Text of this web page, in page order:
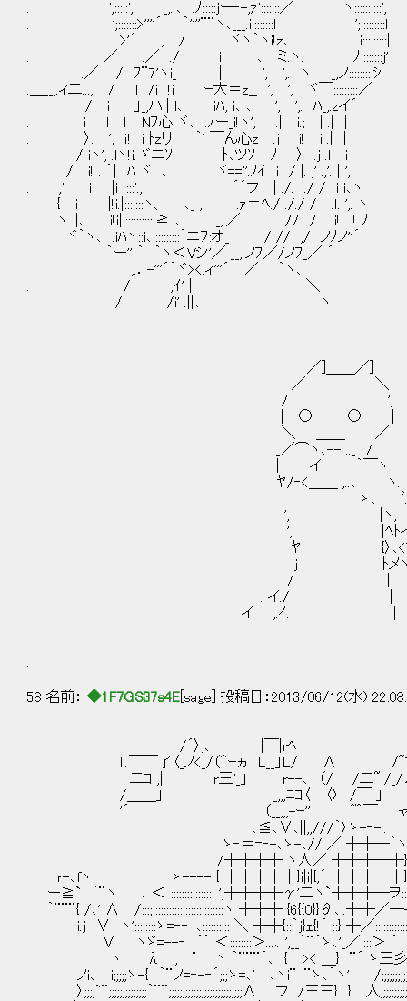
. ',:::::', _,..､ .ﾉ:::::jー‐-,ｧ':::::::／ ヽ::::::::::',
. ';:::::::>''''´ ｀''''¨¨ヽ､___.i::::::::l ';:::::::::l
>'´ , / ヾヽ｀ヽi!z､ i:::::::::|
. ／ .／ ./ ｉ ､ ミ.ヽ. ﾉ::::::::j'
.／ ./ ﾌ¨7'ヽi_ i | ', ',. ヽ _,ノ:::::::::ｼ
.＿__,.ィ二..., / l /i !i ｰ大＝z__ ', ', ヾ￣:::::::::／
/ i 」_,ハ.| l､ iﾊ, i､ ､. ', ',. ﾊ_,.zイ´
. i l ｌ Nﾌ心 ヾ､ .ﾉー_i!ヽ', .| i.; | .| | そ
. 〉. ', ｉ! i ﾄzリi ｀' ￣ん心z .j i! i .| |
/ iヽ', .lヽ!i. ゞニｿ ﾄ､ツｿ ﾉ 〉 .j .l i 私は、今の
/ i! . ｀| ﾊ ヾ ､ ヾ==''.ﾉｲ i / |. ,' .,'. | ',
. ,' i |i ｌ:::'., ´´フ | ./. ./ / i i､ヽ …気の合
{ i |!i.|:::::::ヽ、 ､_ , .ｧ＝ﾍ./ ././ / .ｌ. ',. ヽ 気ま
ヽ .|､ i!i|::::::::::::≧..､ _,.／ // / .i! i! ﾉ
ヾ｀ヽ､ .iﾊヽ::i､::::::::::｀ニﾌ:オ_ / // ,/ ノﾉノ''´
｀ー'' ｀ ｀ヽ＜Vシ'／ __,.ノﾌ／/ノﾌ_／ ´
,.．-'''´｀ヾ><,ィ'''´ ／ ｀ヽ､
. / ,ｲ' || ＼
/ /i' .||､ ヽ
／]＿＿／]
／ ＼
/ ',
| ○ ○ | …
＼ ＿＿ ／
_／⌒ヽ､-- .._ / お喋りは
| イ ｀￣ヽ
ﾔ/‐<＿＿ ,..､ ヽ. 雑魚共は
| ゝ､ ﾞ.
', |ヽ, ﾄﾍｲ
', |ﾍﾄイ｢｣
ﾔ {〉､<" ﾁ
j ﾄメヽ
/ |
. イ./ |
イ ,.ｲ. |
58 名前： ◆1F7GS37s4E [sage] 投稿日：2013/06/12(水)
/´〉,､ |￣|rﾍ
l､￣￣了〈_ノ<_/（＾ｰヵ L__」L/ ∧ /~7
二ｺ ,| r三'_」 r--､ （/ /二~|/_/
/＿＿」 _,,,ﾆｺ〈 〈〉 /￣ 」 ／^
'´ （__,,,-ｰ'' ~~￣ ャｰ-､フ /
､≦､∨､||,,///｀〉ゝ-‐-.. `ｰ-
ゝ‐＝=‐-､ゝ-､// ／ ┼┼┼
/┼┼┼┼ ヽ人／ ┼┼┼┼┼}
r-､fヽ ゝ---- { ┼┼┼┼┼}i|i|{,´
ー≧` ｀¨ヽ ．＜ :::::::::::::::: ',┼┼┼┼γ'二ヽ`┼┼┼┼ヲ
｀¨¨¨{ /､' ∧ /:::;;:::::::::::::::::::::::::ヽ ┼┼┼ {6{{0}}∂､:.┼┼／─--‐
i.j ∨ ヽ'::::::::ゝ=‐‐-､:::::::::: ＼ ┼┼{::｀j}ｪ{!´ ::} ┼／:::::::::::::
∨ ヽゞ=--‐ ´｀ ＜::::::::＞...､ ',__｀¨´ゝ､'_／::::＞ ´ ﾉ
ヽ λ , ﾟ ヽ ｀¨¨¨´､ { >< ＿} ¨´ ゝ三彡ゝ--‐=
ノi､ i;;;;;ゝ-{ ｀¨ノ=‐-‐´;;;ゝ=､' ､ヽi¨ i¨ゝ､｀ヽ' /
〉;;;;`¨;;;;;;;;;;;;;;｀¨¨;;;;;;;;;;;;;;;;;;;;;;;;;;;∧ フ /三三} } 人